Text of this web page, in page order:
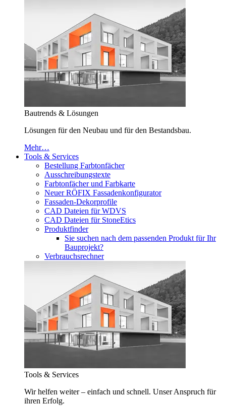
Bautrends & Lösungen
Lösungen für den Neubau und für den Bestandsbau.
Mehr…
Tools & Services
Bestellung Farbtonfächer
Ausschreibungstexte
Farbtonfächer und Farbkarte
Neuer RÖFIX Fassadenkonfigurator
Fassaden-Dekorprofile
CAD Dateien für WDVS
CAD Dateien für StoneEtics
Produktfinder
Sie suchen nach dem passenden Produkt für Ihr
Bauprojekt?
Verbrauchsrechner
Tools & Services
Wir helfen weiter – einfach und schnell. Unser Anspruch für
ihren Erfolg.